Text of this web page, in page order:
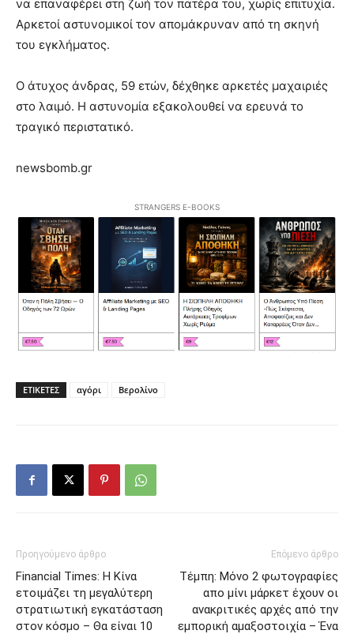
να επαναφέρει στη ζωή τον πατέρα του, χωρίς επιτυχία.
Αρκετοί αστυνομικοί τον απομάκρυναν από τη σκηνή
του εγκλήματος.
Ο άτυχος άνδρας, 59 ετών, δέχθηκε αρκετές μαχαιριές
στο λαιμό. Η αστυνομία εξακολουθεί να ερευνά το
τραγικό περιστατικό.
newsbomb.gr
STRANGERS E-BOOKS
ΕΤΙΚΕΤΕΣ αγόρι Βερολίνο
Προηγούμενο άρθρο
Financial Times: Η Κίνα
ετοιμάζει τη μεγαλύτερη
στρατιωτική εγκατάσταση
στον κόσμο – Θα είναι 10
Επόμενο άρθρο
Τέμπη: Μόνo 2 φωτογραφίες
απο μίνι μάρκετ έχουν οι
ανακριτικές αρχές από την
εμπορική αμαξοστοιχία – Ένα